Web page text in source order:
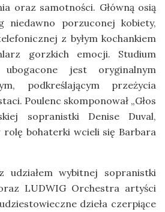
oraz samotności. Główną osią
niedawno porzuconej kobiety,
z byłym kochankiem
gorzkich emocji. Studium
jest oryginalnym
podkreślającym przeżycia
Poulenc skomponował „Głos
sopranistki Denise Duval,
bohaterki wcieli się Barbara
udziałem wybitnej sopranistki
LUDWIG Orchestra artyści
dzieła czerpiące